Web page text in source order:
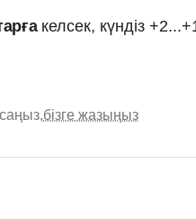
келсек, күндіз
бізге жазыңыз